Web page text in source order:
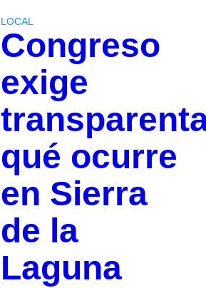
LOCAL
Congreso
exige
qué ocurre
en Sierra
de la
Laguna